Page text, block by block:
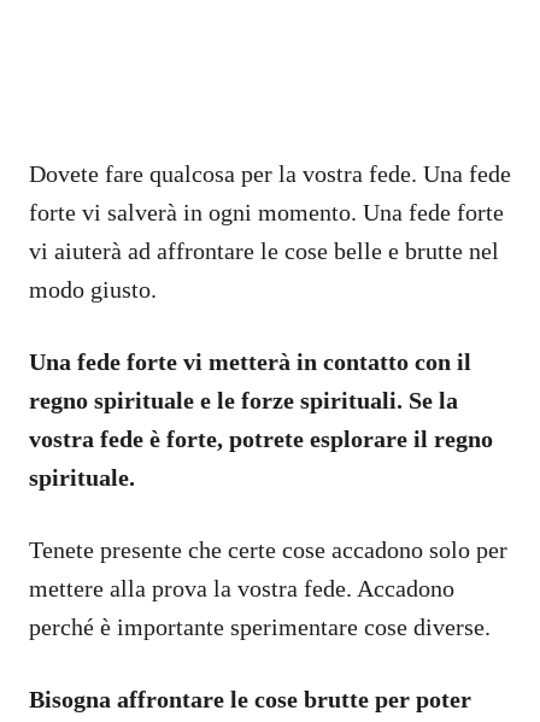
Dovete fare qualcosa per la vostra fede. Una fede
forte vi salverà in ogni momento. Una fede forte
vi aiuterà ad affrontare le cose belle e brutte nel
modo giusto.
Una fede forte vi metterà in contatto con il
regno spirituale e le forze spirituali. Se la
vostra fede è forte, potrete esplorare il regno
spirituale.
Tenete presente che certe cose accadono solo per
mettere alla prova la vostra fede. Accadono
perché è importante sperimentare cose diverse.
Bisogna affrontare le cose brutte per poter